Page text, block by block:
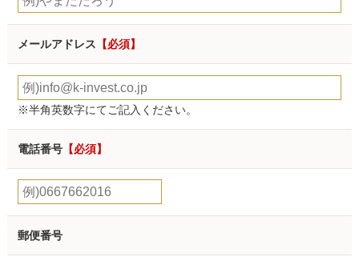
メールアドレス 【必須】
※半角英数字にてご記入ください。
電話番号【必須】
郵便番号